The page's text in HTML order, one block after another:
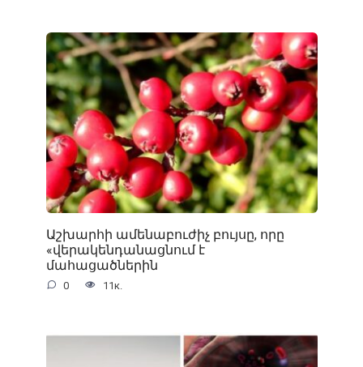
Աշխարհի ամենաբուժիչ բույսը, որը
«վերակենդանացնում է
մահացածներին
0 11к.